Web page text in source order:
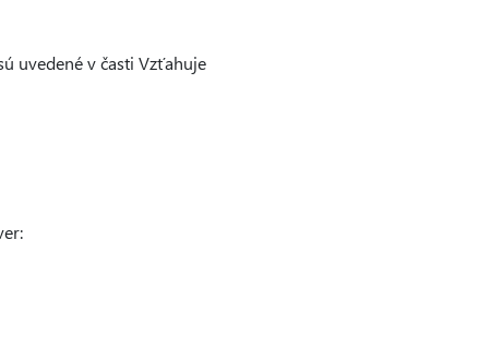
uvedené v časti Vzťahuje